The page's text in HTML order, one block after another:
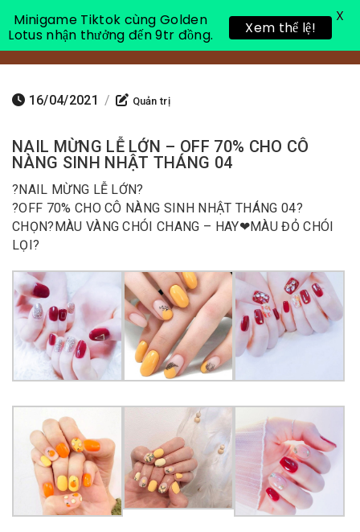
Toggle
16/04/2021 / Quản trị
NAIL MỪNG LỄ LỚN – OFF 70% CHO CÔ
NÀNG SINH NHẬT THÁNG 04
?NAIL MỪNG LỄ LỚN?
?OFF 70% CHO CÔ NÀNG SINH NHẬT THÁNG 04?
CHỌN?MÀU VÀNG CHÓI CHANG – HAY❤MÀU ĐỎ CHÓI
LỌI?
Minigame Tiktok cùng Golden
Lotus nhận thưởng đến 9tr đồng.
Xem thể lệ!
X